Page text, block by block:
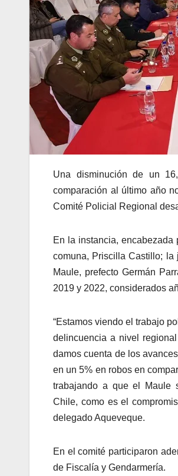
Una disminución de un
comparación al último año
Comité Policial Regional
En la instancia,
comuna, Priscilla Castillo; la
Maule, prefecto Germán
2019 y 2022, considerados
“Estamos viendo el trabajo
delincuencia a nivel
damos cuenta de los
en un 5% en robos en
trabajando a que el Maule
Chile, como es el
delegado Aqueveque.
En el comité participaron
de Fiscalía y Gendarmería.